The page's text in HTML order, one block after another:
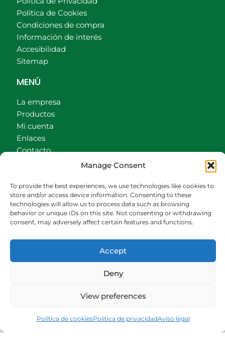
Manage Consent
To provide the best experiences, we use technologies like cookies to
store and/or access device information. Consenting to these
technologies will allow us to process data such as browsing
behavior or unique IDs on this site. Not consenting or withdrawing
consent, may adversely affect certain features and functions.
Accept
Deny
View preferences
Política de cookiesPolitica de privacidadAviso legal
Política de Cookies
Condiciones de compra
Información de interés
Accesibilidad
Sitemap
MENÚ
La empresa
Productos
Mi cuenta
Enlaces
Contacto
CONTACTO
942540013
696426646
609472979
comercial@bediaycabarga.com
Fdez. Hontoria 20. Astillero. 39610 Cantabria
De lunes a viernes de 8:30 a 13:00 y de 15:00 a